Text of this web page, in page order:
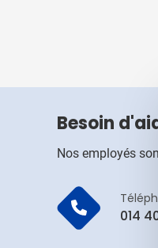
Durable
Inspiration
Actions et autre
Besoin
Nos employés
014